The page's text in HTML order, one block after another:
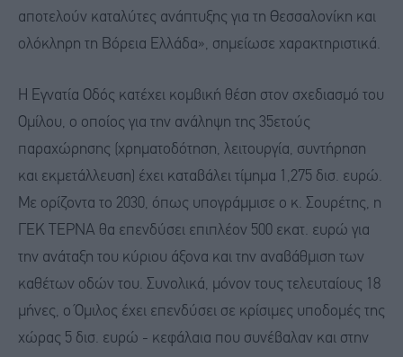
αποτελούν καταλύτες ανάπτυξης για τη Θεσσαλονίκη και
ολόκληρη τη Βόρεια Ελλάδα», σημείωσε χαρακτηριστικά.
Η Εγνατία Οδός κατέχει κομβική θέση στον σχεδιασμό του
Ομίλου, ο οποίος για την ανάληψη της 35ετούς
παραχώρησης (χρηματοδότηση, λειτουργία, συντήρηση
και εκμετάλλευση) έχει καταβάλει τίμημα 1,275 δισ. ευρώ.
Με ορίζοντα το 2030, όπως υπογράμμισε ο κ. Σουρέτης, η
ΓΕΚ ΤΕΡΝΑ θα επενδύσει επιπλέον 500 εκατ. ευρώ για
την ανάταξη του κύριου άξονα και την αναβάθμιση των
καθέτων οδών του. Συνολικά, μόνον τους τελευταίους 18
μήνες, ο Όμιλος έχει επενδύσει σε κρίσιμες υποδομές της
χώρας 5 δισ. ευρώ - κεφάλαια που συνέβαλαν και στην